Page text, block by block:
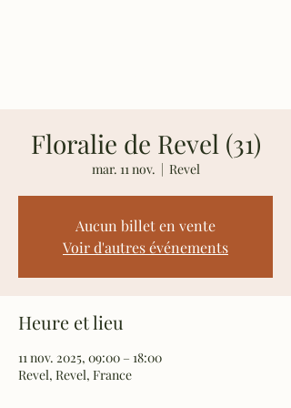
Floralie de Revel (31)
mar. 11 nov.
  |
Revel
Aucun billet en vente
Voir d'autres événements
Heure et lieu
11 nov. 2025, 09:00 – 18:00
Revel, Revel, France